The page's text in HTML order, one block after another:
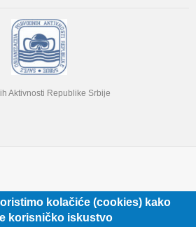
Aktivnosti Republike Srbije
Beograd, Beogradska 71
kolačiće (cookies) kako
korisničko iskustvo